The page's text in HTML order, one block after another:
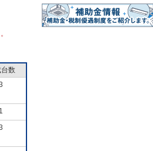
数